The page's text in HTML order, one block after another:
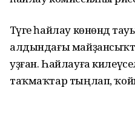
Тәүге һайлау көнөндә
алдындағы
уҙған. Һайлауға
таҡмаҡтар тыңлап,